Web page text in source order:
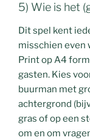
5) Wie is het
Dit spel kent
misschien even
Print op A4
gasten. Kies
buurman met
achtergrond
gras of op een
om en om